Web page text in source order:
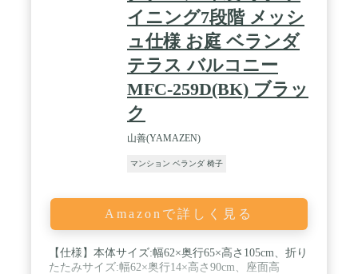
イニング7段階 メッシ
ュ仕様 お庭 ベランダ
テラス バルコニー
MFC-259D(BK) ブラッ
ク
山善(YAMAZEN)
マンション ベランダ 椅子
Amazonで詳しく見る
【仕様】本体サイズ:幅62×奥行65×高さ105cm、折り
たたみサイズ:幅62×奥行14×高さ90cm、座面高